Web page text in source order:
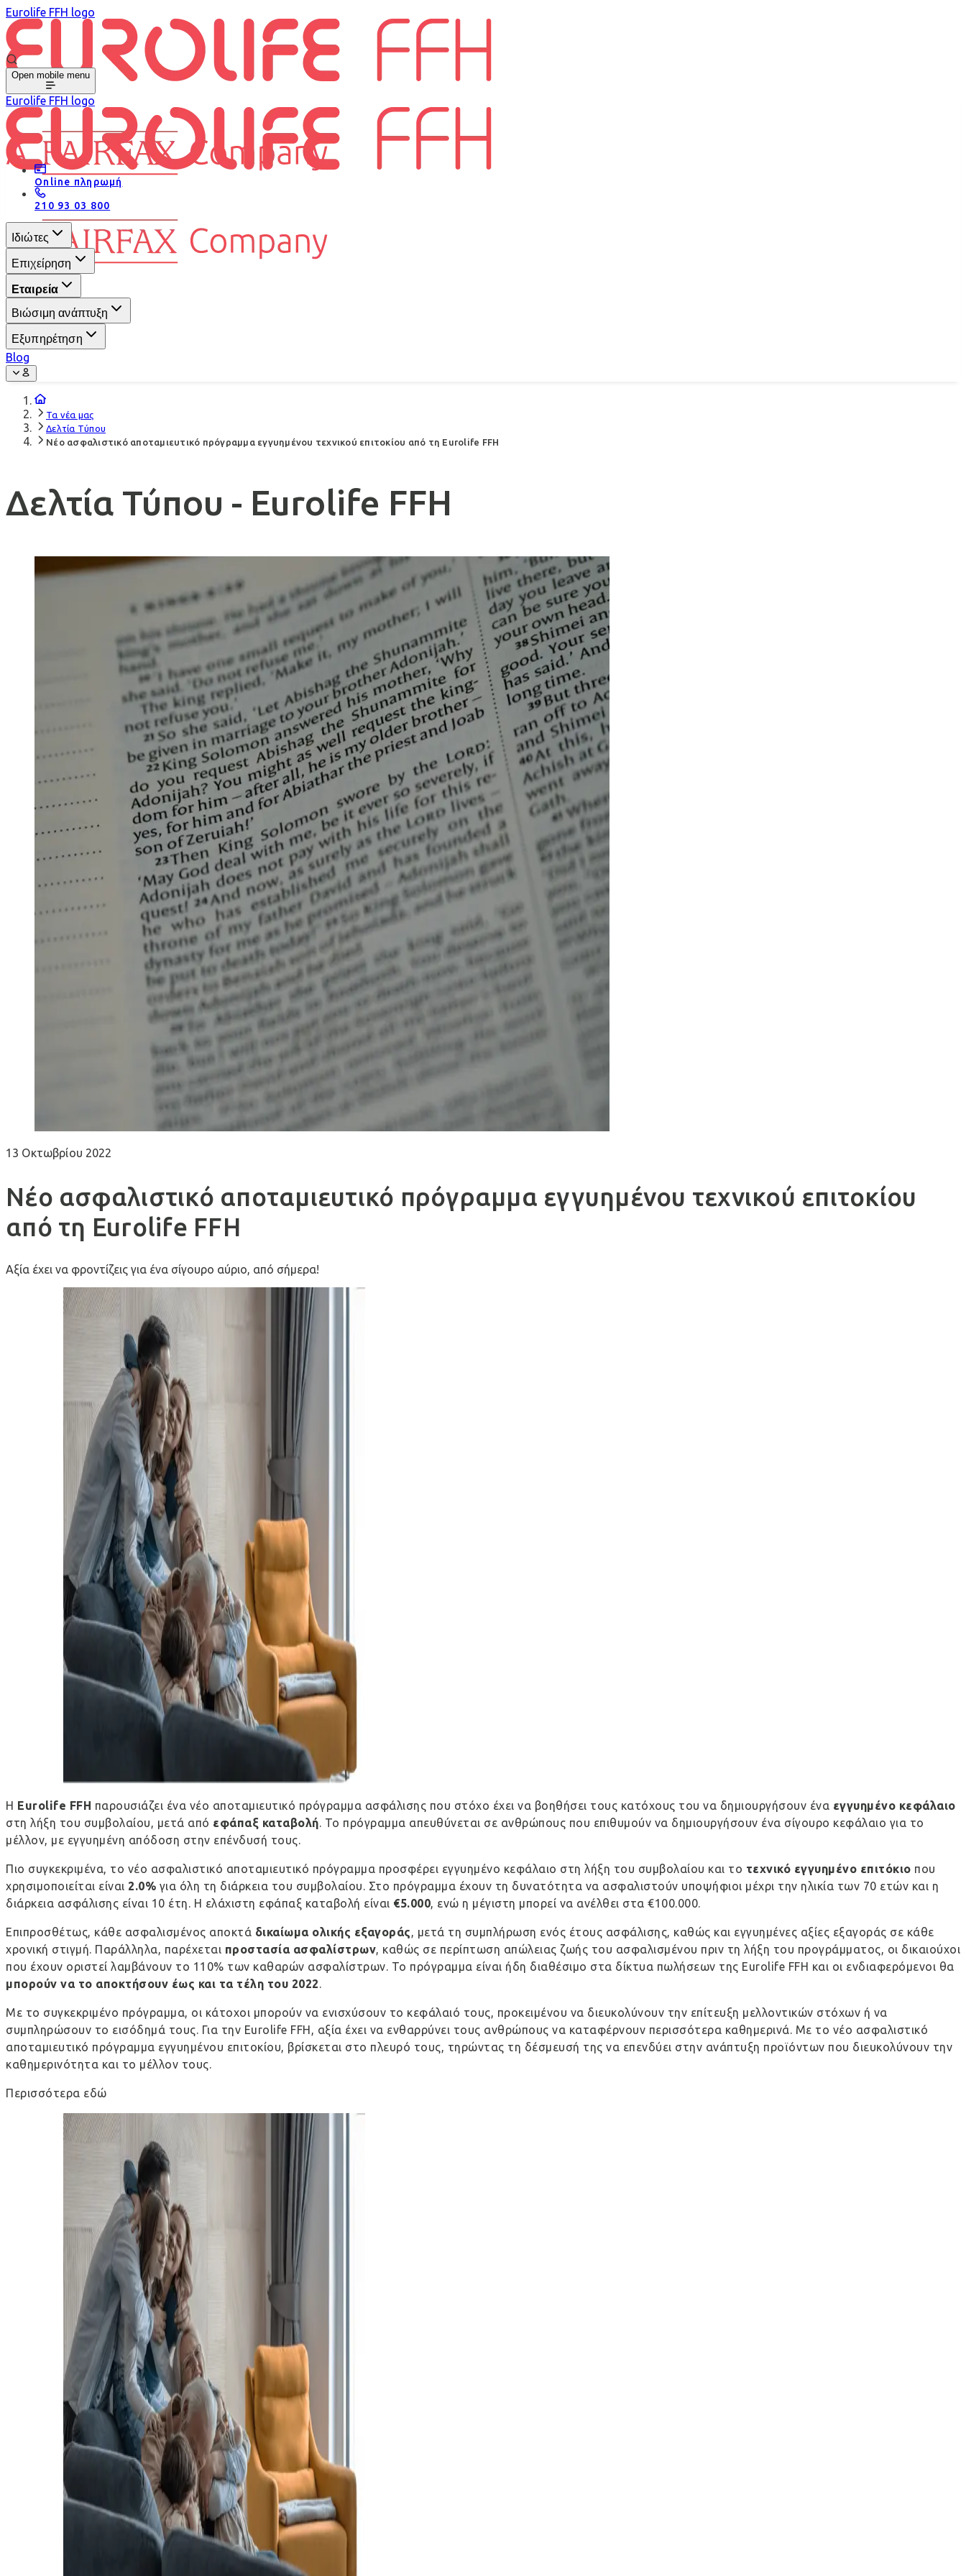
Eurolife FFH logo
Open mobile menu
Eurolife FFH logo
Online πληρωμή
210 93 03 800
Ιδιώτες
Επιχείρηση
Εταιρεία
Βιώσιμη ανάπτυξη
Εξυπηρέτηση
Blog
Τα νέα μας
Δελτία Τύπου
Νέο ασφαλιστικό αποταμιευτικό πρόγραμμα εγγυημένου τεχνικού επιτοκίου από τη Eurolife FFH
Δελτία Τύπου - Eurolife FFH
13 Οκτωβρίου 2022
Νέο ασφαλιστικό αποταμιευτικό πρόγραμμα εγγυημένου τεχνικού επιτοκίου
από τη Eurolife FFH
Αξία έχει να φροντίζεις για ένα σίγουρο αύριο, από σήμερα!
Η Eurolife FFH παρουσιάζει ένα νέο αποταμιευτικό πρόγραμμα ασφάλισης που στόχο έχει να βοηθήσει τους κατόχους του να δημιουργήσουν ένα εγγυημένο κεφάλαιο
στη λήξη του συμβολαίου, μετά από εφάπαξ καταβολή. Το πρόγραμμα απευθύνεται σε ανθρώπους που επιθυμούν να δημιουργήσουν ένα σίγουρο κεφάλαιο για το
μέλλον, με εγγυημένη απόδοση στην επένδυσή τους.
Πιο συγκεκριμένα, το νέο ασφαλιστικό αποταμιευτικό πρόγραμμα προσφέρει εγγυημένο κεφάλαιο στη λήξη του συμβολαίου και το τεχνικό εγγυημένο επιτόκιο που
χρησιμοποιείται είναι 2.0% για όλη τη διάρκεια του συμβολαίου. Στο πρόγραμμα έχουν τη δυνατότητα να ασφαλιστούν υποψήφιοι μέχρι την ηλικία των 70 ετών και η
διάρκεια ασφάλισης είναι 10 έτη. Η ελάχιστη εφάπαξ καταβολή είναι €5.000, ενώ η μέγιστη μπορεί να ανέλθει στα €100.000.
Επιπροσθέτως, κάθε ασφαλισμένος αποκτά δικαίωμα ολικής εξαγοράς, μετά τη συμπλήρωση ενός έτους ασφάλισης, καθώς και εγγυημένες αξίες εξαγοράς σε κάθε
χρονική στιγμή. Παράλληλα, παρέχεται προστασία ασφαλίστρων, καθώς σε περίπτωση απώλειας ζωής του ασφαλισμένου πριν τη λήξη του προγράμματος, οι δικαιούχοι
που έχουν οριστεί λαμβάνουν το 110% των καθαρών ασφαλίστρων. Το πρόγραμμα είναι ήδη διαθέσιμο στα δίκτυα πωλήσεων της Eurolife FFH και οι ενδιαφερόμενοι θα
μπορούν να το αποκτήσουν έως και τα τέλη του 2022.
Με το συγκεκριμένο πρόγραμμα, οι κάτοχοι μπορούν να ενισχύσουν το κεφάλαιό τους, προκειμένου να διευκολύνουν την επίτευξη μελλοντικών στόχων ή να
συμπληρώσουν το εισόδημά τους. Για την Eurolife FFH, αξία έχει να ενθαρρύνει τους ανθρώπους να καταφέρνουν περισσότερα καθημερινά. Με το νέο ασφαλιστικό
αποταμιευτικό πρόγραμμα εγγυημένου επιτοκίου, βρίσκεται στο πλευρό τους, τηρώντας τη δέσμευσή της να επενδύει στην ανάπτυξη προϊόντων που διευκολύνουν την
καθημερινότητα και το μέλλον τους.
Περισσότερα εδώ